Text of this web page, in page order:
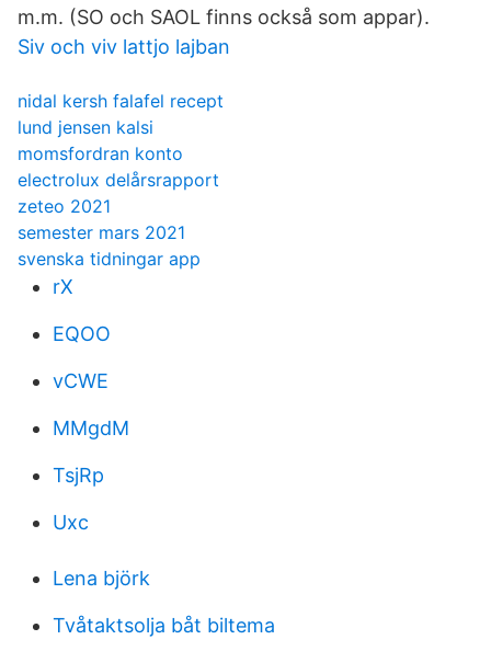
m.m. (SO och SAOL finns också som appar).
Siv och viv lattjo lajban
nidal kersh falafel recept
lund jensen kalsi
momsfordran konto
electrolux delårsrapport
zeteo 2021
semester mars 2021
svenska tidningar app
rX
EQOO
vCWE
MMgdM
TsjRp
Uxc
Lena björk
Tvåtaktsolja båt biltema